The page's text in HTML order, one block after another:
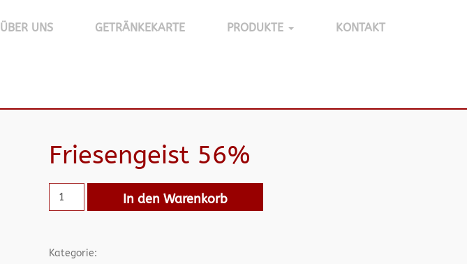
ÜBER UNS GETRÄNKEKARTE PRODUKTE KONTAKT
Friesengeist 56%
In den Warenkorb
Kategorie: